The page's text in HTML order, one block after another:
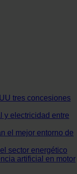
tres concesiones
y electricidad entre
el mejor entorno de
sector energético
artificial en motor